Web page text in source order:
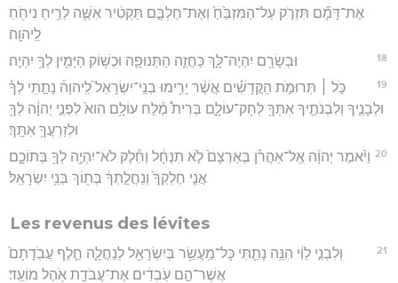
אֶת־דָּמָ֞ם תִּזְרֹ֤ק עַל־הַמִּזְבֵּ֙חַ֙ וְאֶת־חֶלְבָּ֣ם תַּקְטִ֔יר אִשֶּׁ֛ה לְרֵ֥יחַ נִיחֹ֖חַ
לַֽיהוָֽה׃
18 וּבְשָׂרָ֖ם יִהְיֶה־לָּ֑ךְ כַּחֲזֵ֧ה הַתְּנוּפָ֛ה וּכְשׁ֥וֹק הַיָּמִ֖ין לְךָ֥ יִהְיֶֽה׃
19
כֹּ֣ל ׀ תְּרוּמֹ֣ת הַקֳּדָשִׁ֗ים אֲשֶׁ֨ר יָרִ֥ימוּ בְנֵֽי־יִשְׂרָאֵל֮ לַֽיהוָה֒ נָתַ֣תִּֽי לְךָ֗
וּלְבָנֶ֧יךָ וְלִבְנֹתֶ֛יךָ אִתְּךָ֖ לְחָק־עוֹלָ֑ם בְּרִית֩ מֶ֨לַח עוֹלָ֥ם הִוא֙ לִפְנֵ֣י יְהוָ֔ה לְךָ֖
וּלְזַרְעֲךָ֥ אִתָּֽךְ׃
20 וַיֹּ֨אמֶר יְהוָ֜ה אֶֽל־אַהֲרֹ֗ן בְּאַרְצָם֙ לֹ֣א תִנְחָ֔ל וְחֵ֕לֶק לֹא־יִהְיֶ֥ה לְךָ֖ בְּתוֹכָ֑ם
אֲנִ֤י חֶלְקְךָ֙ וְנַחֲלָ֣תְךָ֔ בְּת֖וֹךְ בְּנֵ֥י יִשְׂרָאֵֽל׃
Les revenus des lévites
21
וְלִבְנֵ֣י לֵוִ֔י הִנֵּ֥ה נָתַ֛תִּי כָּל־מַֽעֲשֵׂ֥ר בְּיִשְׂרָאֵ֖ל לְנַחֲלָ֑ה חֵ֤לֶף עֲבֹֽדָתָם֙
אֲשֶׁר־הֵ֣ם עֹֽבְדִ֔ים אֶת־עֲבֹדַ֖ת אֹ֥הֶל מוֹעֵֽד׃